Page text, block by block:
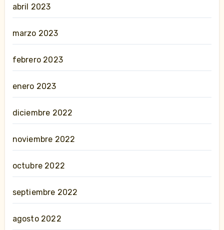
abril 2023
marzo 2023
febrero 2023
enero 2023
diciembre 2022
noviembre 2022
octubre 2022
septiembre 2022
agosto 2022